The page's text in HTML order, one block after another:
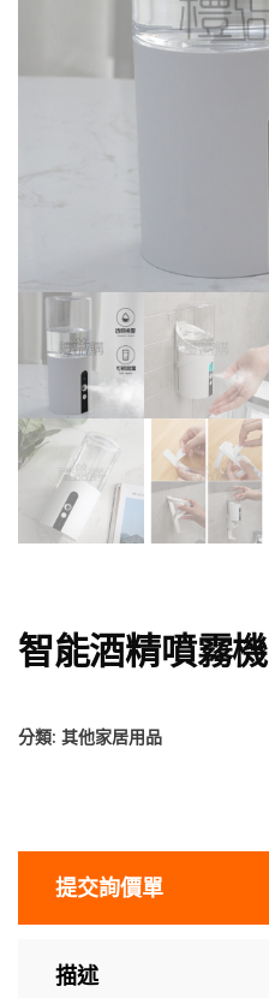
智能酒精噴霧機
分類: 其他家居用品
提交詢價單
描述